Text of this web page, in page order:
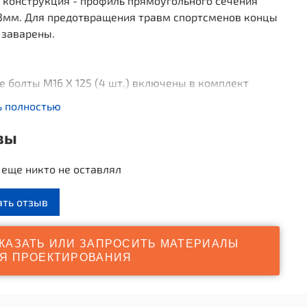
Для предотвращения травм спортсменов концы
болты М16 Х 125 (4 шт.) включены в комплект
полностью
никто не оставлял
отзыв
ИЛИ ЗАПРОСИТЬ МАТЕРИАЛЫ
ПРОЕКТИРОВАНИЯ